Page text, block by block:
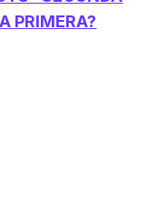
PRIMERA?